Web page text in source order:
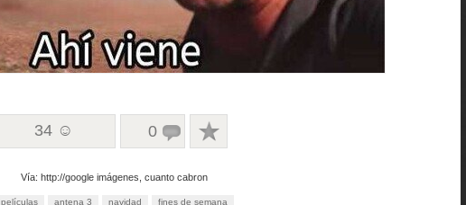
34 ☺ 0
Vía: http://google imágenes, cuanto cabron
películas antena 3 navidad fines de semana